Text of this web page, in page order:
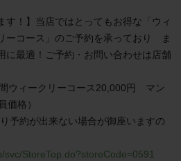
す！】当店ではとってもお得な「ウィ
ーコース」のご予約を承っており　ま
に最適！ご予約・お問い合わせは店舗
ウィークリーコース20,000円　マン
価格）
予約が出来ない場合が御座いますの
svc/StoreTop.do?storeCode=0591